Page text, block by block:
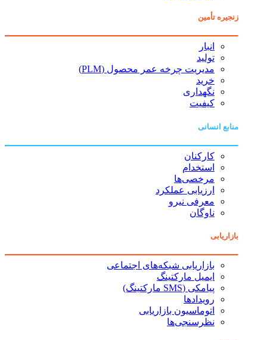
زنجیره تأمین
انبار
تولید
مدیریت چرخه عمر محصول (PLM)
خرید
نگهداری
کیفیت
منابع انسانی
کارکنان
استخدام
مرخصی‌ها
ارزیابی عملکرد
معرفی نیرو
ناوگان
بازاریابی
بازاریابی شبکه‌های اجتماعی
ایمیل مارکتینگ
پیامکی (SMS مارکتینگ)
رویدادها
اتوماسیون بازاریابی
نظرسنجی‌ها